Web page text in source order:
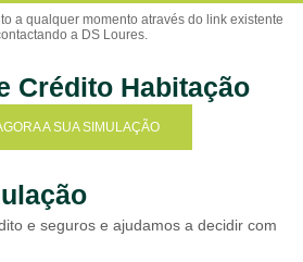
Crédito Habitação
A SUA SIMULAÇÃO
e seguros e ajudamos a decidir com